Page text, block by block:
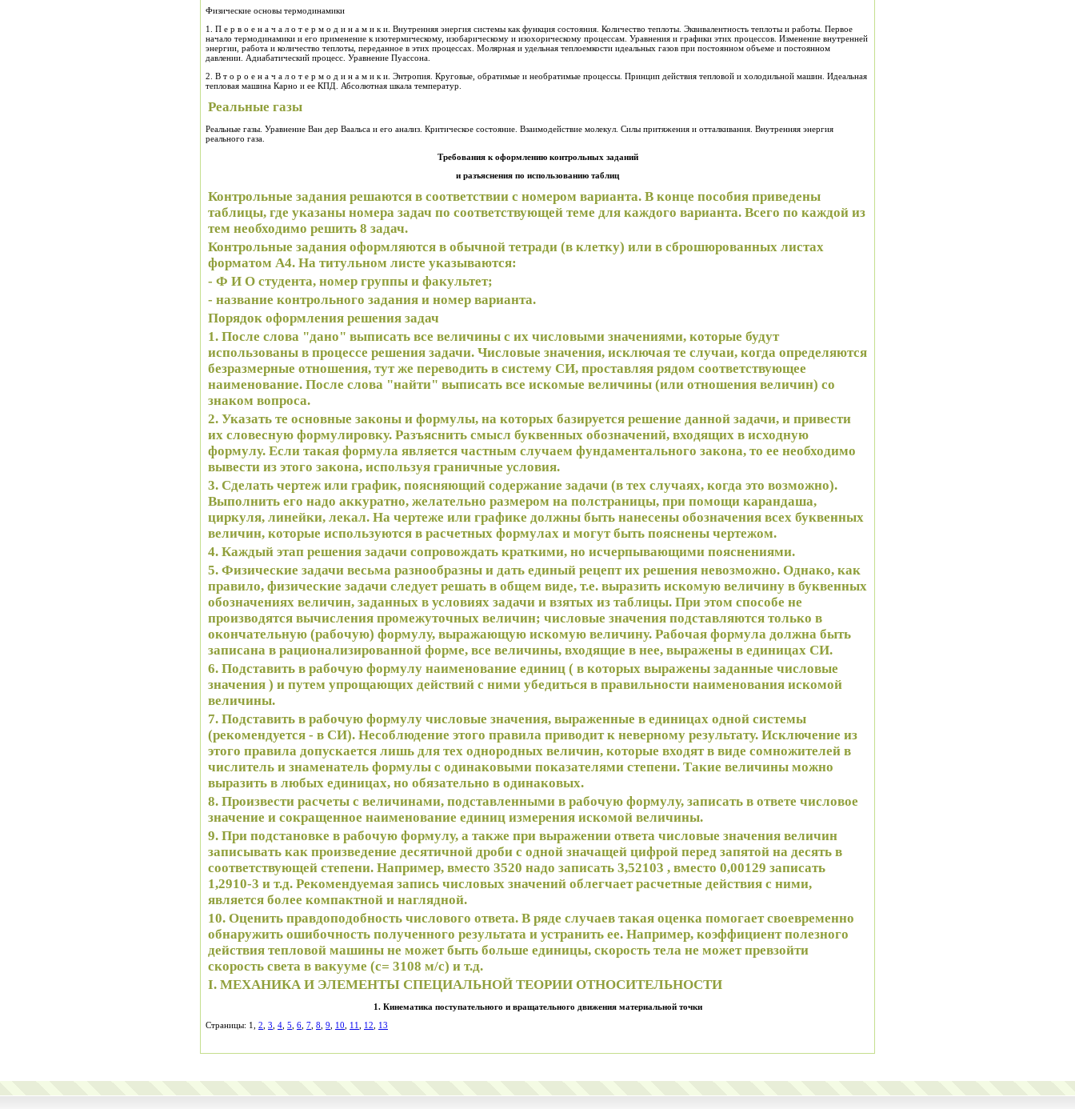
Физические основы термодинамики
1. П е р в о е н а ч а л о т е р м о д и н а м и к и. Внутренняя энергия системы как функция состояния. Количество теплоты. Эквивалентность теплоты и работы. Первое
начало термодинамики и его применение к изотермическому, изобарическому и изохорическому процессам. Уравнения и графики этих процессов. Изменение внутренней
энергии, работа и количество теплоты, переданное в этих процессах. Молярная и удельная теплоемкости идеальных газов при постоянном объеме и постоянном
давлении. Адиабатический процесс. Уравнение Пуассона.
2. В т о р о е н а ч а л о т е р м о д и н а м и к и. Энтропия. Круговые, обратимые и необратимые процессы. Принцип действия тепловой и холодильной машин. Идеальная
тепловая машина Карно и ее КПД. Абсолютная шкала температур.
Реальные газы
Реальные газы. Уравнение Ван дер Ваальса и его анализ. Критическое состояние. Взаимодействие молекул. Силы притяжения и отталкивания. Внутренняя энергия
реального газа.
Требования к оформлению контрольных заданий
и разъяснения по использованию таблиц
Контрольные задания решаются в соответствии с номером варианта. В конце пособия приведены
таблицы, где указаны номера задач по соответствующей теме для каждого варианта. Всего по каждой из
тем необходимо решить 8 задач.
Контрольные задания оформляются в обычной тетради (в клетку) или в сброшюрованных листах
форматом А4. На титульном листе указываются:
- Ф И О студента, номер группы и факультет;
- название контрольного задания и номер варианта.
Порядок оформления решения задач
1. После слова "дано" выписать все величины с их числовыми значениями, которые будут
использованы в процессе решения задачи. Числовые значения, исключая те случаи, когда определяются
безразмерные отношения, тут же переводить в систему СИ, проставляя рядом соответствующее
наименование. После слова "найти" выписать все искомые величины (или отношения величин) со
знаком вопроса.
2. Указать те основные законы и формулы, на которых базируется решение данной задачи, и привести
их словесную формулировку. Разъяснить смысл буквенных обозначений, входящих в исходную
формулу. Если такая формула является частным случаем фундаментального закона, то ее необходимо
вывести из этого закона, используя граничные условия.
3. Сделать чертеж или график, поясняющий содержание задачи (в тех случаях, когда это возможно).
Выполнить его надо аккуратно, желательно размером на полстраницы, при помощи карандаша,
циркуля, линейки, лекал. На чертеже или графике должны быть нанесены обозначения всех буквенных
величин, которые используются в расчетных формулах и могут быть пояснены чертежом.
4. Каждый этап решения задачи сопровождать краткими, но исчерпывающими пояснениями.
5. Физические задачи весьма разнообразны и дать единый рецепт их решения невозможно. Однако, как
правило, физические задачи следует решать в общем виде, т.е. выразить искомую величину в буквенных
обозначениях величин, заданных в условиях задачи и взятых из таблицы. При этом способе не
производятся вычисления промежуточных величин; числовые значения подставляются только в
окончательную (рабочую) формулу, выражающую искомую величину. Рабочая формула должна быть
записана в рационализированной форме, все величины, входящие в нее, выражены в единицах СИ.
6. Подставить в рабочую формулу наименование единиц ( в которых выражены заданные числовые
значения ) и путем упрощающих действий с ними убедиться в правильности наименования искомой
величины.
7. Подставить в рабочую формулу числовые значения, выраженные в единицах одной системы
(рекомендуется - в СИ). Несоблюдение этого правила приводит к неверному результату. Исключение из
этого правила допускается лишь для тех однородных величин, которые входят в виде сомножителей в
числитель и знаменатель формулы с одинаковыми показателями степени. Такие величины можно
выразить в любых единицах, но обязательно в одинаковых.
8. Произвести расчеты с величинами, подставленными в рабочую формулу, записать в ответе числовое
значение и сокращенное наименование единиц измерения искомой величины.
9. При подстановке в рабочую формулу, а также при выражении ответа числовые значения величин
записывать как произведение десятичной дроби с одной значащей цифрой перед запятой на десять в
соответствующей степени. Например, вместо 3520 надо записать 3,52103 , вместо 0,00129 записать
1,2910-3 и т.д. Рекомендуемая запись числовых значений облегчает расчетные действия с ними,
является более компактной и наглядной.
10. Оценить правдоподобность числового ответа. В ряде случаев такая оценка помогает своевременно
обнаружить ошибочность полученного результата и устранить ее. Например, коэффициент полезного
действия тепловой машины не может быть больше единицы, скорость тела не может превзойти
скорость света в вакууме (с= 3108 м/с) и т.д.
I. МЕХАНИКА И ЭЛЕМЕНТЫ СПЕЦИАЛЬНОЙ ТЕОРИИ ОТНОСИТЕЛЬНОСТИ
1. Кинематика поступательного и вращательного движения материальной точки
Страницы: 1, 2 3 4 5 6 7 8 9 10 11 12 13